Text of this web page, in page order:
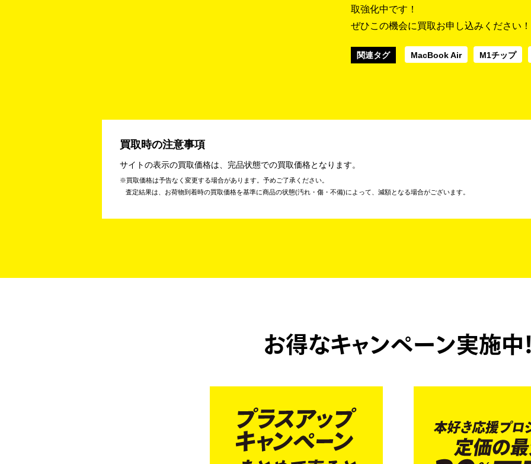
取強化中です！
ぜひこの機会に買取お申し込みください！
関連タグ MacBook Air M1チップ
買取時の注意事項
サイトの表示の買取価格は、完品状態での買取価格となります。
買取価格は予告なく変更する場合があります。予めご了承ください。
査定結果は、お荷物到着時の買取価格を基準に商品の状態(汚れ・傷・不備)によって、減額となる場合がございます。
お得なキャンペーン実施中